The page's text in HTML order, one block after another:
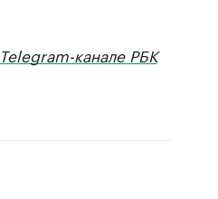
Telegram-канале РБК